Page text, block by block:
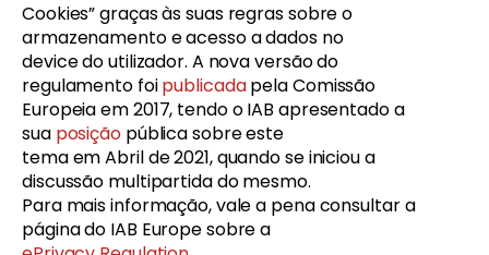
Cookies” graças às suas regras sobre o
armazenamento e acesso a dados no
device do utilizador. A nova versão do
regulamento foipublicadapela Comissão
Europeia em 2017, tendo o IAB apresentado a
sua posiçãopública sobre este
tema em Abril de 2021, quando se iniciou a
discussão multipartida do mesmo.
Para mais informação, vale a pena consultar a
página do IAB Europe sobre a